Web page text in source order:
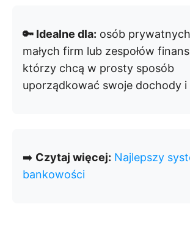
🔑 Idealne dla: osób
małych firm lub zespołów
którzy chcą w prosty sposób
uporządkować swoje dochody
➡️ Czytaj więcej: Najlepszy
bankowości